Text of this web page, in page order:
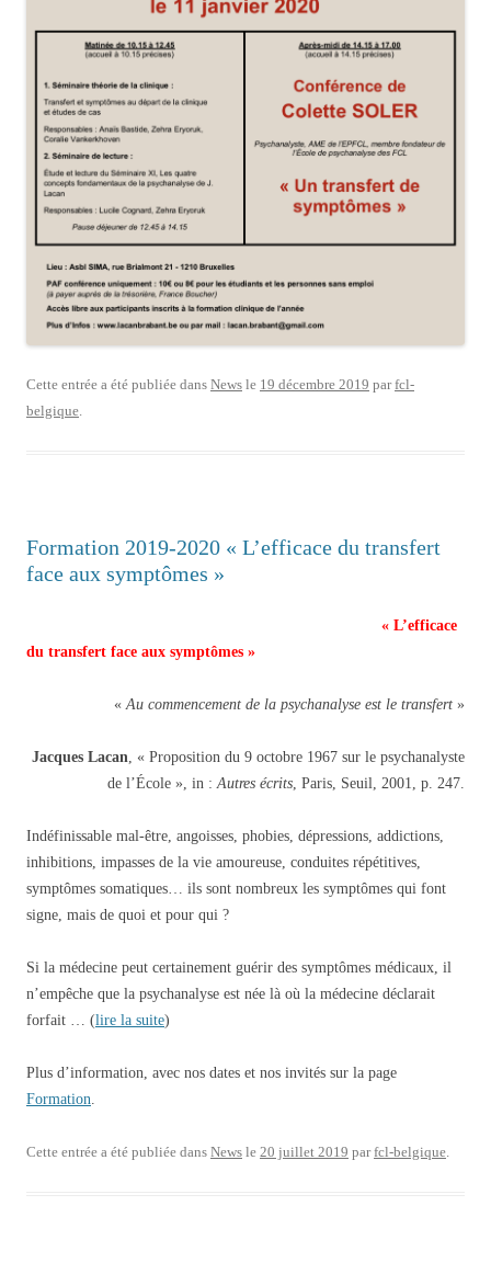
Cette entrée a été publiée dans News le 19 décembre 2019 parfcl-
belgique
Formation 2019-2020 « L’efficace du transfert
face aux symptômes »
« L’efficace
du transfert face aux symptômes »
« Au commencement de la psychanalyse est le transfert »
Jacques Lacan , « Proposition du 9 octobre 1967 sur le psychanalyste
de l’École », in : Autres écrits , Paris, Seuil, 2001, p. 247.
Indéfinissable mal-être, angoisses, phobies, dépressions, addictions,
inhibitions, impasses de la vie amoureuse, conduites répétitives,
symptômes somatiques… ils sont nombreux les symptômes qui font
signe, mais de quoi et pour qui ?
Si la médecine peut certainement guérir des symptômes médicaux, il
n’empêche que la psychanalyse est née là où la médecine déclarait
forfait … (lire la suite)
Plus d’information, avec nos dates et nos invités sur la page
Formation
Cette entrée a été publiée dans News le 20 juillet 2019 parfcl-belgique